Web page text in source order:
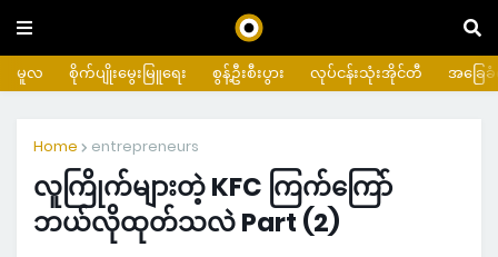
မူလ စိုက်ပျိုးမွေးမြူရေး စွန့်ဦးစီးပွား လုပ်ငန်းသုံးအိုင်တီ အခြေ
Home entrepreneurs
လူကြိုက်များတဲ့ KFC ကြက်ကြော်
ဘယ်လိုထုတ်သလဲ Part (2)